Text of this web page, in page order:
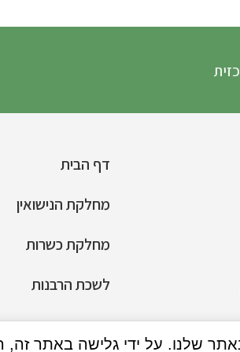
דף הבית
מחלקת הנישואין
מחלקת כשרות
לשכת הרבנות
הצהרת נגישות